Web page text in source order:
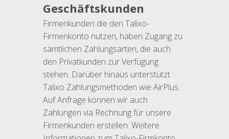
Geschäftskunden
Firmenkunden die den Talixo-
Firmenkonto nutzen, haben Zugang zu
sämtlichen Zahlungsarten, die auch
den Privatkunden zur Verfügung
stehen. Darüber hinaus unterstützt
Talixo Zahlungsmethoden wie AirPlus.
Auf Anfrage können wir auch
Zahlungen via Rechnung für unsere
Firmenkunden erstellen. Weitere